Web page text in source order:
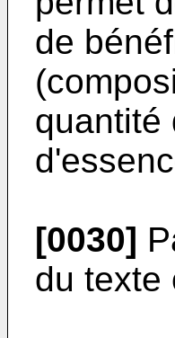
de
quantité
[0030]
du texte